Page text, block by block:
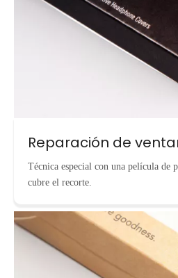
Reparación de
Técnica especial con una película de
cubre el recorte.